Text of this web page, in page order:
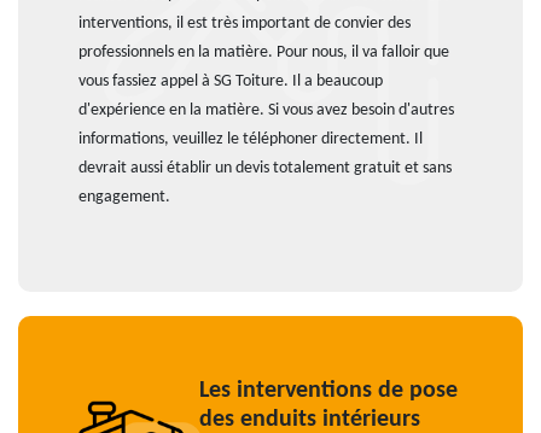
interventions, il est très important de convier des
professionnels en la matière. Pour nous, il va falloir que
vous fassiez appel à SG Toiture. Il a beaucoup
d'expérience en la matière. Si vous avez besoin d'autres
informations, veuillez le téléphoner directement. Il
devrait aussi établir un devis totalement gratuit et sans
engagement.
Les interventions de pose
des enduits intérieurs